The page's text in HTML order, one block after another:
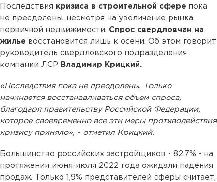
Последствия кризиса в строительной сфере пока
не преодолены, несмотря на увеличение рынка
первичной недвижимости. Спрос свердловчан на
жилье восстановится лишь к осени. Об этом говорит
руководитель свердловского подразделения
компании ЛСР Владимир Крицкий.
«Последствия пока не преодолены. Только
начинается восстанавливаться объем спроса,
благодаря правительству Российской Федерации,
которое своевременно все эти меры противодействия
кризису приняло», - отметил Крицкий.
Большинство российских застройщиков - 82,7% - на
протяжении июня-июля 2022 года ожидали падения
продаж. Только 1,9% представителей сферы считает,